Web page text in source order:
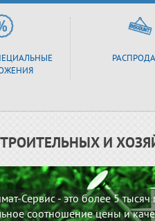
И
Сервис - это более 5
соотношение цены и